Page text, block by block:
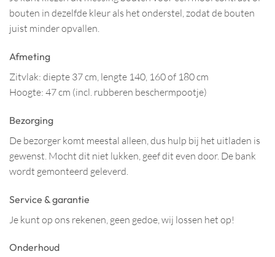
bouten in dezelfde kleur als het onderstel, zodat de bouten
juist minder opvallen.
Afmeting
Zitvlak: diepte 37 cm, lengte 140, 160 of 180 cm
Hoogte: 47 cm (incl. rubberen beschermpootje)
Bezorging
De bezorger komt meestal alleen, dus hulp bij het uitladen is
gewenst. Mocht dit niet lukken, geef dit even door. De bank
wordt gemonteerd geleverd.
Service & garantie
Je kunt op ons rekenen, geen gedoe, wij lossen het op!
Onderhoud